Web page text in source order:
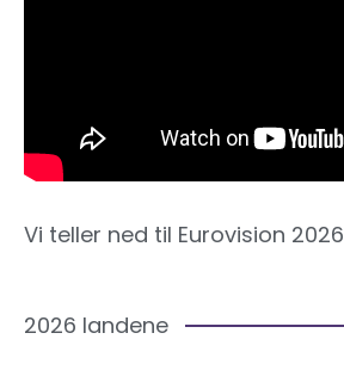
Vi teller ned til Eurovision 2026
2026 landene